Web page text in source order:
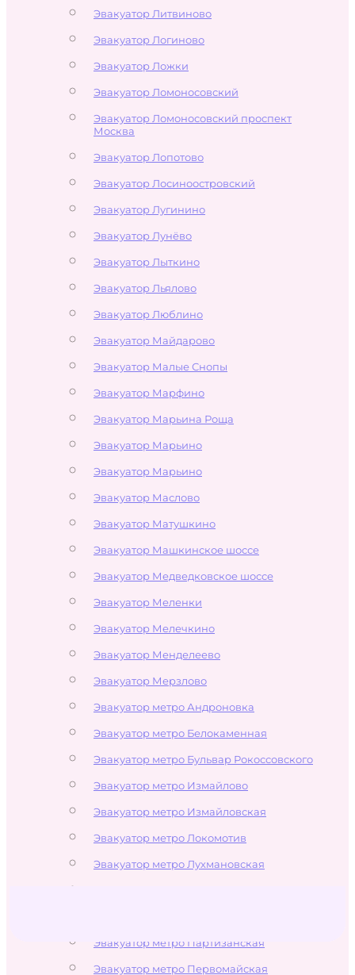
Эвакуатор Литвиново
Эвакуатор Логиново
Эвакуатор Ложки
Эвакуатор Ломоносовский
Эвакуатор Ломоносовский проспект
Москва
Эвакуатор Лопотово
Эвакуатор Лосиноостровский
Эвакуатор Лугинино
Эвакуатор Лунёво
Эвакуатор Лыткино
Эвакуатор Льялово
Эвакуатор Люблино
Эвакуатор Майдарово
Эвакуатор Малые Снопы
Эвакуатор Марфино
Эвакуатор Марьина Роща
Эвакуатор Марьино
Эвакуатор Марьино
Эвакуатор Маслово
Эвакуатор Матушкино
Эвакуатор Машкинское шоссе
Эвакуатор Медведковское шоссе
Эвакуатор Меленки
Эвакуатор Мелечкино
Эвакуатор Менделеево
Эвакуатор Мерзлово
Эвакуатор метро Андроновка
Эвакуатор метро Белокаменная
Эвакуатор метро Бульвар Рокоссовского
Эвакуатор метро Измайлово
Эвакуатор метро Измайловская
Эвакуатор метро Локомотив
Эвакуатор метро Лухмановская
Эвакуатор метро Партизанская
Эвакуатор метро Первомайская